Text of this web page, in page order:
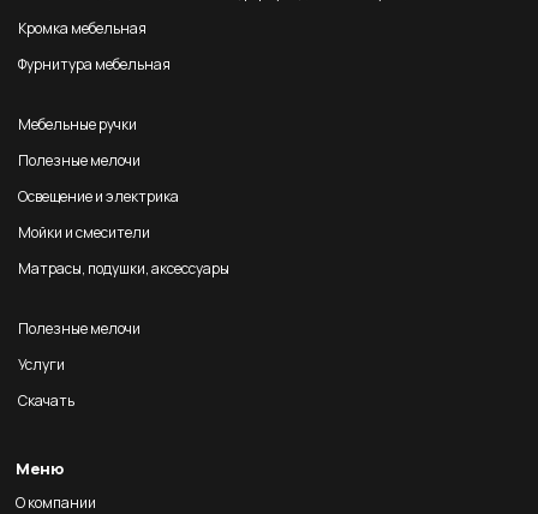
Кромка мебельная
Фурнитура мебельная
Мебельные ручки
Полезные мелочи
Освещение и электрика
Мойки и смесители
Матрасы, подушки, аксессуары
Полезные мелочи
Услуги
Скачать
Меню
О компании